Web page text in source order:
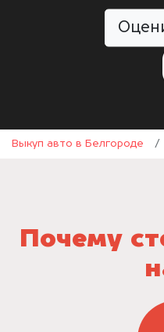
Выкуп авто в Белгороде /
Почему